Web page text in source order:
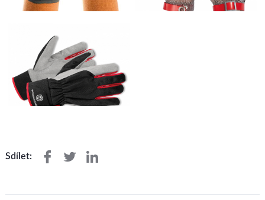
Sdílet: